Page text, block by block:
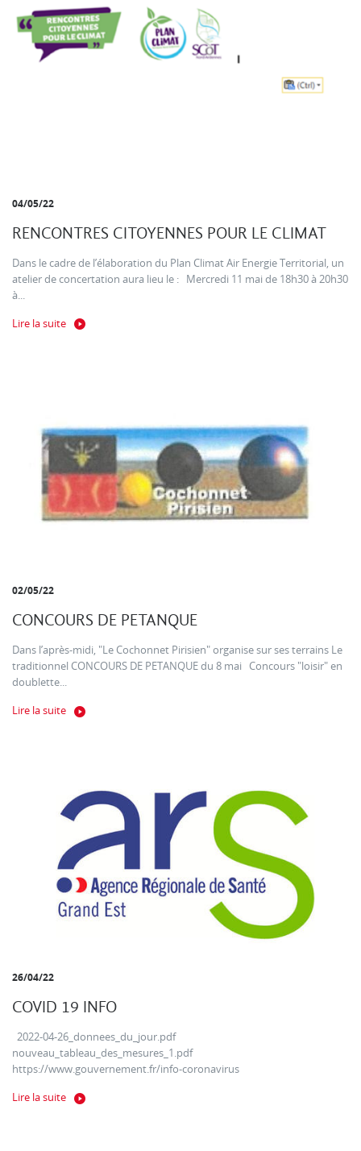
04/05/22
RENCONTRES CITOYENNES POUR LE CLIMAT
Dans le cadre de l’élaboration du Plan Climat Air Energie Territorial, un
atelier de concertation aura lieu le : Mercredi 11 mai de 18h30 à 20h30
à...
Lire la suite
02/05/22
CONCOURS DE PETANQUE
Dans l’après-midi, "Le Cochonnet Pirisien" organise sur ses terrains Le
traditionnel CONCOURS DE PETANQUE du 8 mai Concours "loisir" en
doublette...
Lire la suite
26/04/22
COVID 19 INFO
2022-04-26_donnees_du_jour.pdf
nouveau_tableau_des_mesures_1.pdf
https://www.gouvernement.fr/info-coronavirus
Lire la suite